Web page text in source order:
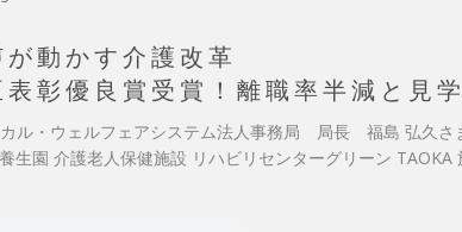
動かす介護改革
表彰優良賞受賞！離職率半減と見
ル・ウェルフェアシステム法人事務局 局長 福島 弘久さ
生園 介護老人保健施設 リハビリセンターグリーン